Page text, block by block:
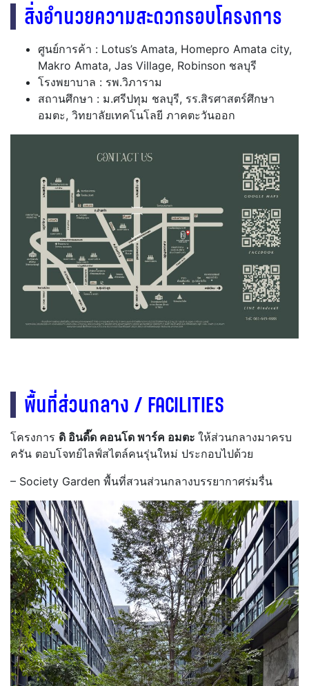
สิ่งอำนวยความสะดวกรอบโครงการ
ศูนย์การค้า : Lotus’s Amata, Homepro Amata city,
Makro Amata, Jas Village, Robinson ชลบุรี
โรงพยาบาล : รพ.วิภาราม
สถานศึกษา : ม.ศรีปทุม ชลบุรี, รร.สิรศาสตร์ศึกษา
อมตะ, วิทยาลัยเทคโนโลยี ภาคตะวันออก
พื้นที่ส่วนกลาง / FACILITIES
โครงการ ดิ อินดี๊ด คอนโด พาร์ค อมตะ ให้ส่วนกลางมาครบ
ครัน ตอบโจทย์ไลฟ์สไตล์คนรุ่นใหม่ ประกอบไปด้วย
– Society Garden พื้นที่สวนส่วนกลางบรรยากาศร่มรื่น